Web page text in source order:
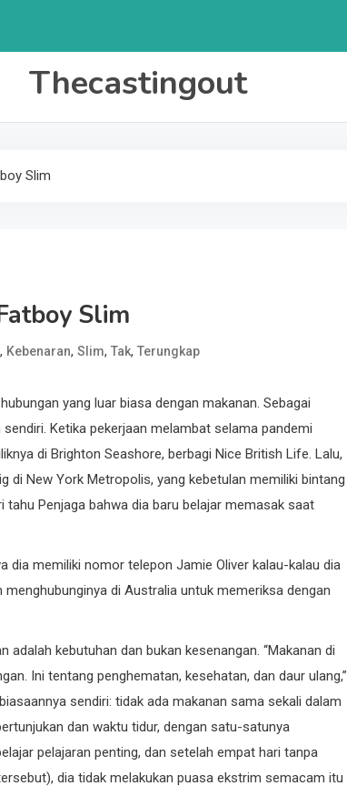
Thecastingout
Slim
Slim
, Kebenaran, Slim, Tak, Terungkap
yang luar biasa dengan makanan. Sebagai
Ketika pekerjaan melambat selama pandemi
di Brighton Seashore, berbagi Nice British Life. Lalu,
di New York Metropolis, yang kebetulan memiliki bintang
Penjaga bahwa dia baru belajar memasak saat
dia memiliki nomor telepon Jamie Oliver kalau-kalau dia
menghubunginya di Australia untuk memeriksa dengan
kebutuhan dan bukan kesenangan. “Makanan di
Ini tentang penghematan, kesehatan, dan daur ulang,”
sendiri: tidak ada makanan sama sekali dalam
dan waktu tidur, dengan satu-satunya
pelajaran penting, dan setelah empat hari tanpa
dia tidak melakukan puasa ekstrim semacam itu